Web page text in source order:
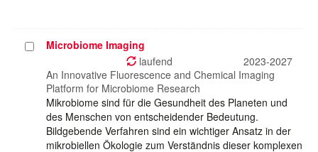
ProjektMicrobiome Imaging
laufend
2023-2027
An Innovative Fluorescence and Chemical Imaging
Platform for Microbiome Research
Mikrobiome sind für die Gesundheit des Planeten und
des Menschen von entscheidender Bedeutung.
Bildgebende Verfahren sind ein wichtiger Ansatz in der
mikrobiellen Ökologie zum Verständnis dieser komplexen